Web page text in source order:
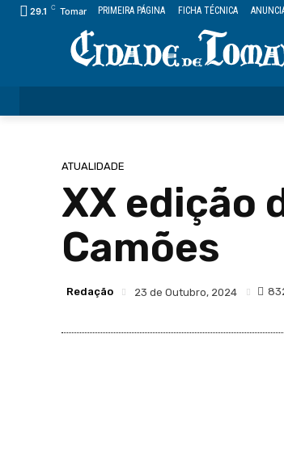
29.1 C Tomar PRIMEIRA PÁGINA FICHA TÉCNICA
ATUALIDADE
XX edição
Camões
Redação 23 de Outubro, 2024